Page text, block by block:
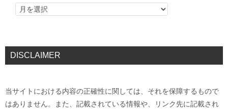
DISCLAIMER
当サイトにおける内容の正確性に関しては、それを保障するもので
はありません。また、記載されている情報や、リンク先に記載され